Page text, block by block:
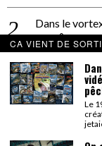
Dans le
PACÔME
La séance
La Patrie
dans
On a parlé
Bernardino
carte noire
CA VIENT DE
Le